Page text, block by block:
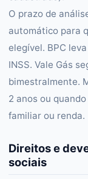
O prazo de
automático para
elegível. BPC
INSS. Vale Gás
bimestralmente.
2 anos ou
familiar ou renda.
Direitos e
sociais